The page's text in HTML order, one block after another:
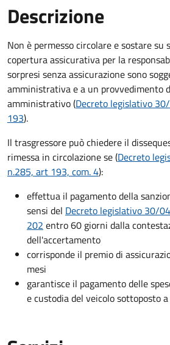
Descrizione
Non è permesso circolare e sostare su
copertura assicurativa per la
sorpresi senza assicurazione sono
amministrativa e a un provvedimento
amministrativo (Decreto legislativo
193).
Il trasgressore può chiedere il
rimessa in circolazione se (Decreto
n.285, art 193, com. 4):
effettua il pagamento della
sensi del Decreto legislativo 30/
202 entro 60 giorni dalla
dell'accertamento
corrisponde il premio di
mesi
garantisce il pagamento delle
e custodia del veicolo sottoposto